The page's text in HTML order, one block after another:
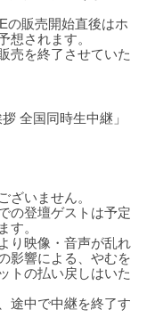
の販売開始直後はホ
想されます。
売を終了させていた
全国同時生中継」
ざいません。
の登壇ゲストは予定
す。
り映像・音声が乱れ
影響による、やむを
トの払い戻しはいた
途中で中継を終了す